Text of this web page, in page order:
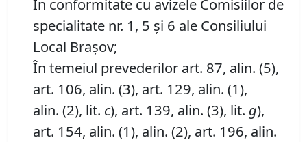
În conformitate cu avizele Comisiilor de
specialitate nr. 1, 5 și 6 ale Consiliului
Local Brașov;
În temeiul prevederilor art. 87, alin. (5),
art. 106, alin. (3), art. 129, alin. (1),
alin. (2), lit. c), art. 139, alin. (3), lit. g),
art. 154, alin. (1), alin. (2), art. 196, alin.